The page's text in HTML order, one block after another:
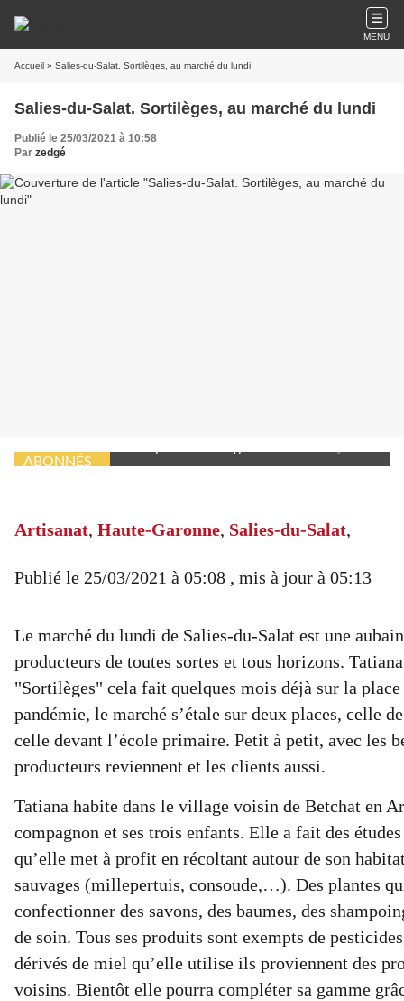
MENU
Accueil » Salies-du-Salat. Sortilèges, au marché du lundi
Salies-du-Salat. Sortilèges, au marché du lundi
Publié le 25/03/2021 à 10:58
Par zedgé
ABONNÉS
Artisanat, Haute-Garonne, Salies-du-Salat,
Publié le 25/03/2021 à 05:08 , mis à jour à 05:13
Le marché du lundi de Salies-du-Salat est une
producteurs de toutes sortes et tous horizons.
"Sortilèges" cela fait quelques mois déjà sur la
pandémie, le marché s’étale sur deux places, celle
celle devant l’école primaire. Petit à petit, avec les
producteurs reviennent et les clients aussi.
Tatiana habite dans le village voisin de Betchat en
compagnon et ses trois enfants. Elle a fait des
qu’elle met à profit en récoltant autour de son
sauvages (millepertuis, consoude,…). Des plantes
confectionner des savons, des baumes, des
de soin. Tous ses produits sont exempts de
dérivés de miel qu’elle utilise ils proviennent des
voisins. Bientôt elle pourra compléter sa gamme